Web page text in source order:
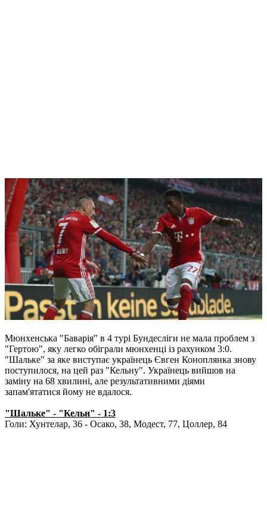
Мюнхенська "Баварія" в 4 турі Бундесліги не мала проблем з
"Гертою", яку легко обіграли мюнхенці із рахунком 3:0.
"Шальке" за яке виступає українець Євген Коноплянка знову
поступилося, на цей раз "Кельну". Українець вийшов на
заміну на 68 хвилині, але результативними діями
запам'ятатися йому не вдалося.
"Шальке" - "Кельн" - 1:3
Голи: Хунтелар, 36 - Осако, 38, Модест, 77, Цоллер, 84